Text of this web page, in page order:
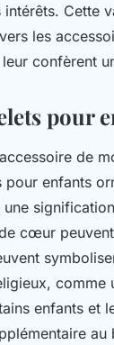
Cette
les
confèrent
pour
de
enfants
cœur
comme
enfants et